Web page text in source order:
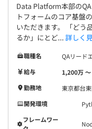
Data Platform本部の
トフォームのコア基盤
いただきます。 「どう
るか」にとど... 詳しく
職種名
QAリード
給与
1,200万
勤務地
東京都台
開発環境
フレームワー